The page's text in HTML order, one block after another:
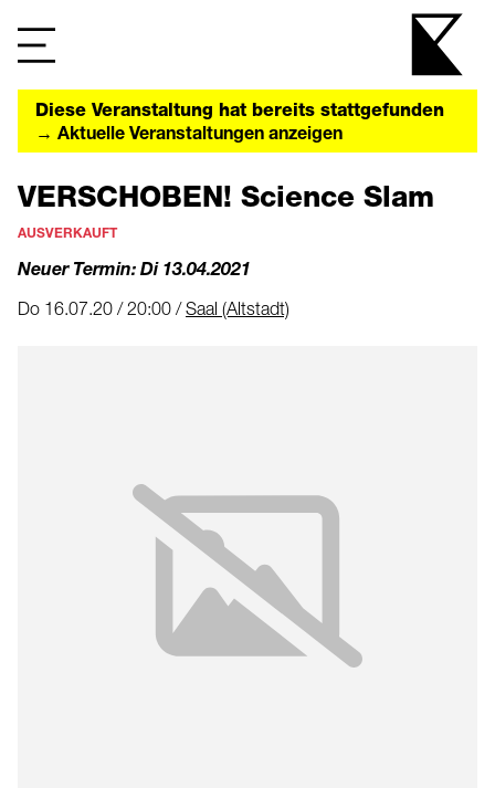
Diese Veranstaltung hat bereits stattgefunden
→ Aktuelle Veranstaltungen anzeigen
VERSCHOBEN! Science Slam
AUSVERKAUFT
Neuer Termin: Di 13.04.2021
Do 16.07.20 / 20:00 /Saal (Altstadt)